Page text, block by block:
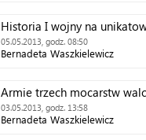
Historia I wojny na
05.05.2013, godz. 08:50
Bernadeta Waszkielewicz
Armie trzech mocarstw
03.05.2013, godz. 13:58
Bernadeta Waszkielewicz